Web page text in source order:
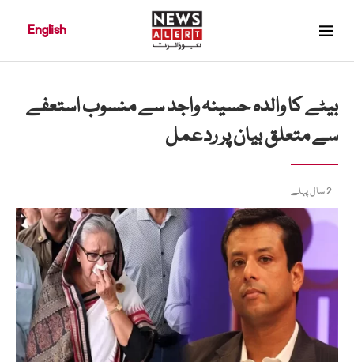
English
بیٹے کا والدہ حسینہ واجد سے منسوب استعفے
سے متعلق بیان پر ردعمل
2 سال پہلے